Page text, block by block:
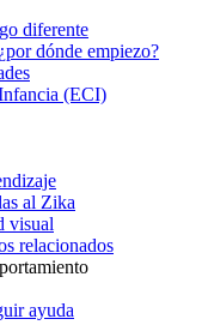
diferente
dónde empiezo?
(ECI)
al Zika
visual
relacionados
ayuda